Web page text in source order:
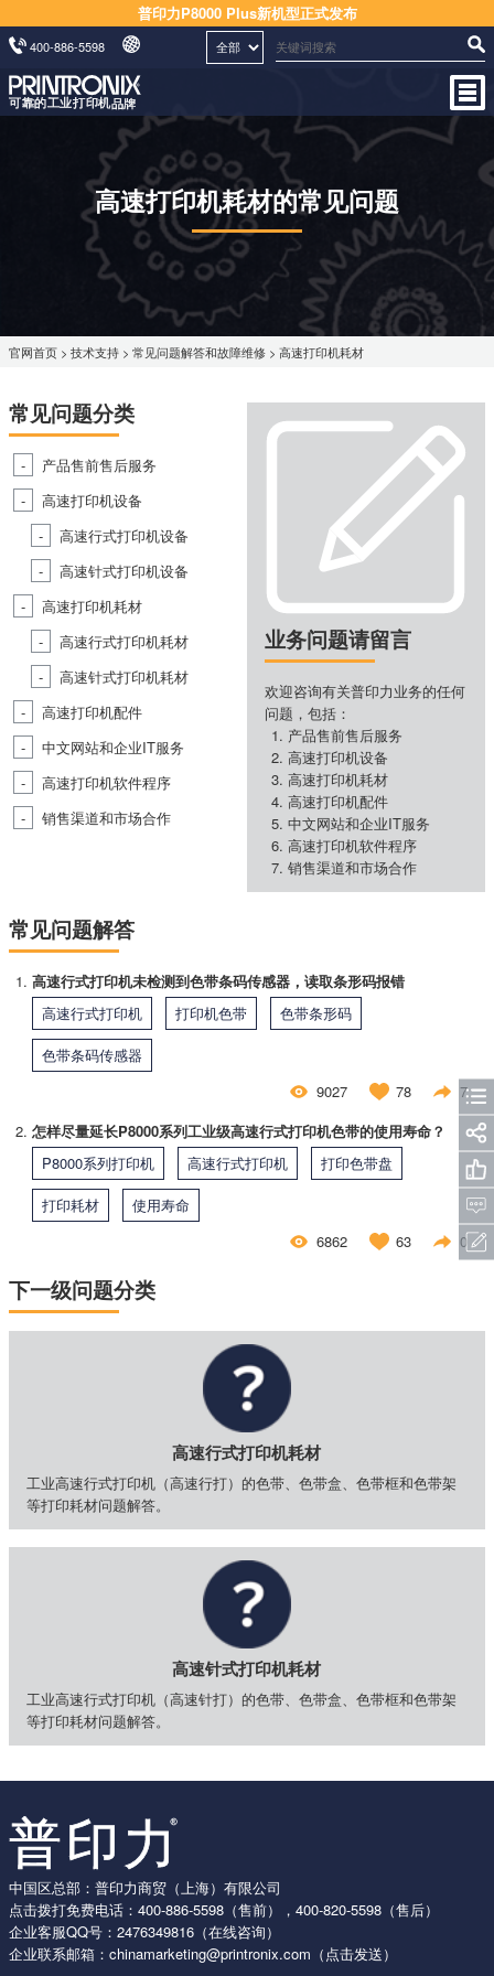
普印力P8000 Plus新机型正式发布
400-886-5598
高速打印机耗材的常见问题
官网首页 > 技术支持 > 常见问题解答和故障维修 > 高速打印机耗材
常见问题分类
产品售前售后服务
高速打印机设备
高速行式打印机设备
高速针式打印机设备
高速打印机耗材
高速行式打印机耗材
高速针式打印机耗材
高速打印机配件
中文网站和企业IT服务
高速打印机软件程序
销售渠道和市场合作
业务问题请留言
欢迎咨询有关普印力业务的任何
问题，包括：
产品售前售后服务
高速打印机设备
高速打印机耗材
高速打印机配件
中文网站和企业IT服务
高速打印机软件程序
销售渠道和市场合作
常见问题解答
高速行式打印机未检测到色带条码传感器，读取条形码报错
高速行式打印机
打印机色带
色带条形码
色带条码传感器
9027
78
7
怎样尽量延长P8000系列工业级高速行式打印机色带的使用寿命？
P8000系列打印机
高速行式打印机
打印色带盘
打印耗材
使用寿命
6862
63 0
下一级问题分类
高速行式打印机耗材
工业高速行式打印机（高速行打）的色带、色带盒、色带框和色带架
等打印耗材问题解答。
高速针式打印机耗材
工业高速行式打印机（高速针打）的色带、色带盒、色带框和色带架
等打印耗材问题解答。
中国区总部：普印力商贸（上海）有限公司
点击拨打免费电话： 400-886-5598 （售前）， 400-820-5598 （售后）
企业客服QQ号： 2476349816 （在线咨询）
企业联系邮箱： chinamarketing@printronix.com （点击发送）